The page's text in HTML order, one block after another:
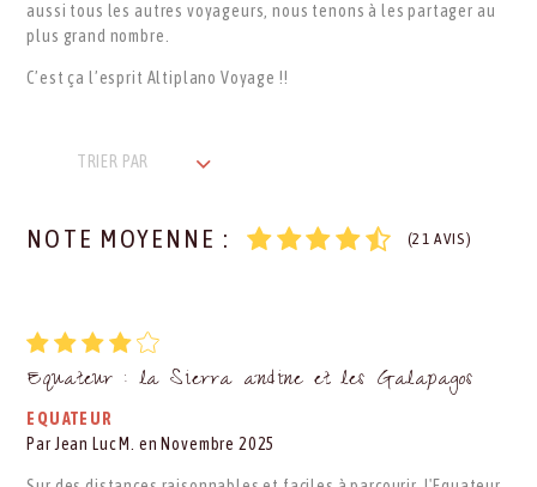
aussi tous les autres voyageurs, nous tenons à les partager au
plus grand nombre.
C’est ça l’esprit Altiplano Voyage !!
TRIER PAR
NOTE MOYENNE : (21 AVIS)
Equateur : la Sierra andine et les Galapagos
EQUATEUR
Par Jean Luc M. en Novembre 2025